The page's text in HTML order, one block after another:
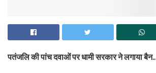
पतंजलि की पांच दवाओं पर धामी सरकार ने लगाया बैन..